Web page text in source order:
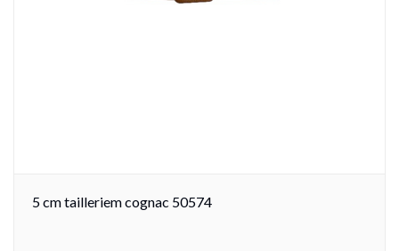
5 cm tailleriem cognac 50574